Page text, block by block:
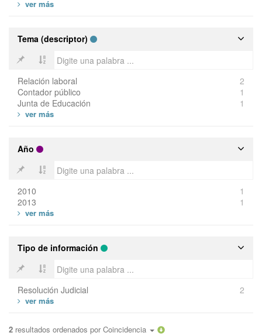
Tema (descriptor)
Relación laboral
2
Contador público
1
Junta de Educación
1
Año
2010
1
2013
1
Tipo de información
Resolución Judicial 2
2 resultados ordenados por Coincidencia